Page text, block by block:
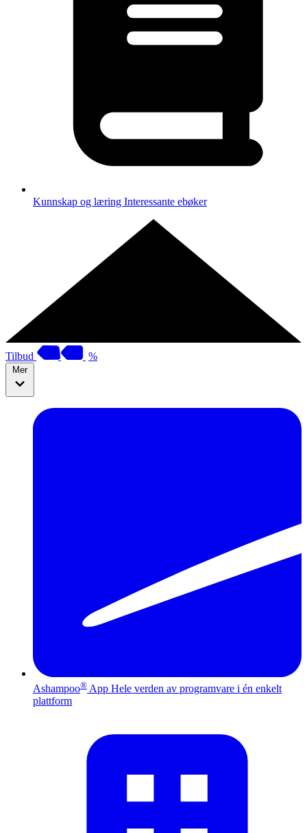
Kunnskap og læring Interessante ebøker
Tilbud %
Mer
Ashampoo® App Hele verden av programvare i én enkelt
plattform